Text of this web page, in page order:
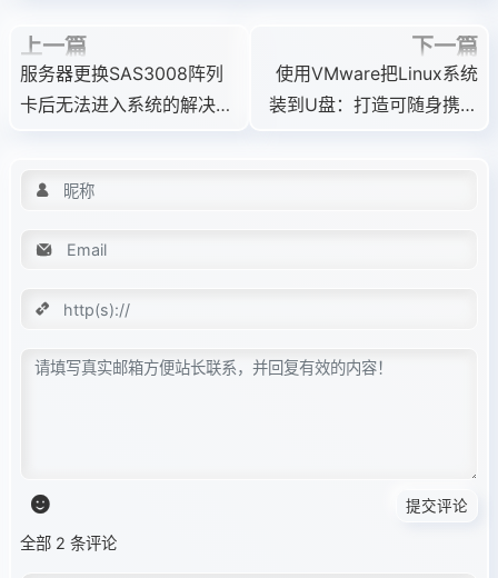
上一篇
服务器更换SAS3008阵列
卡后无法进入系统的解决方
下一篇
使用VMware把Linux系统
装到U盘：打造可随身携带
的Linux系统盘
提交评论
全部 2 条评论